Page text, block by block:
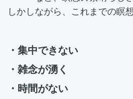
しかしながら、これまでの瞑
・集中できない
・雑念が湧く
・時間がない